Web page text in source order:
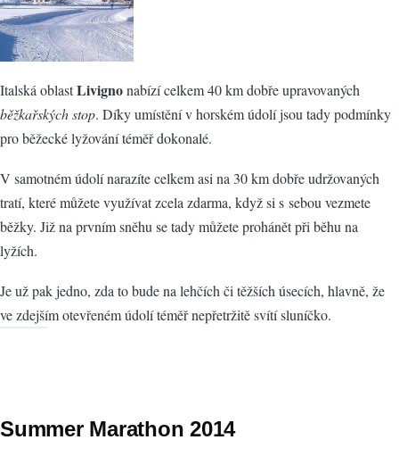
Italská oblastLivignonabízí celkem 40 km dobře upravovaných
běžkařských stop. Díky umístění v horském údolí jsou tady podmínky
pro běžecké lyžování téměř dokonalé.
V samotném údolí narazíte celkem asi na 30 km dobře udržovaných
tratí, které můžete využívat zcela zdarma, když si s sebou vezmete
běžky. Již na prvním sněhu se tady můžete prohánět při běhu na
lyžích.
Je už pak jedno, zda to bude na lehčích či těžších úsecích, hlavně, že
ve zdejším otevřeném údolí téměř nepřetržitě svítí sluníčko.
Summer Marathon 2014